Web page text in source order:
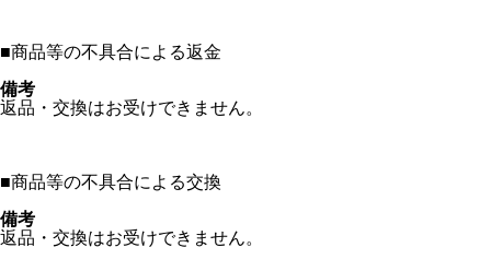
■商品等の不具合による返金
備考
返品・交換はお受けできません。
■商品等の不具合による交換
備考
返品・交換はお受けできません。